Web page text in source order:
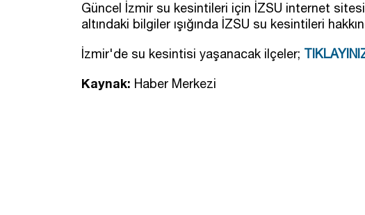
Güncel İzmir su kesintileri için İZSU internet
altındaki bilgiler ışığında İZSU su kesintileri
İzmir'de su kesintisi yaşanacak ilçeler;
Kaynak: Haber Merkezi